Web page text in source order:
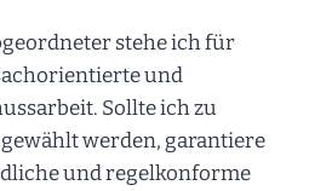
stehe ich für
und
Sollte ich zu
werden, garantiere
und regelkonforme